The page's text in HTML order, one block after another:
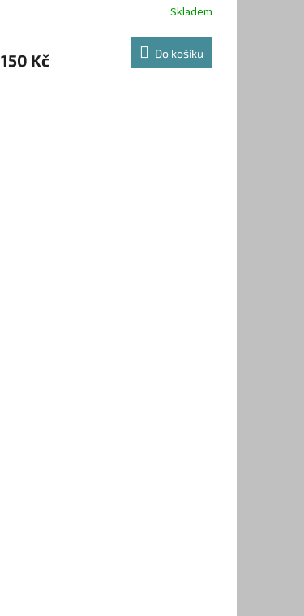
Skladem
150 Kč Do košíku